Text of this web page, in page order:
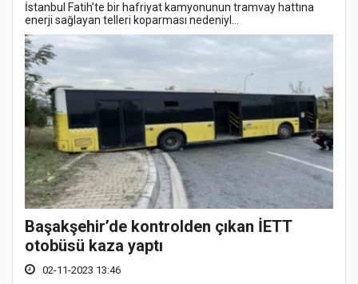
İstanbul Fatih’te bir hafriyat kamyonunun tramvay hattına
enerji sağlayan telleri koparması nedeniyl...
Başakşehir’de kontrolden çıkan İETT
otobüsü kaza yaptı
02-11-2023 13:46